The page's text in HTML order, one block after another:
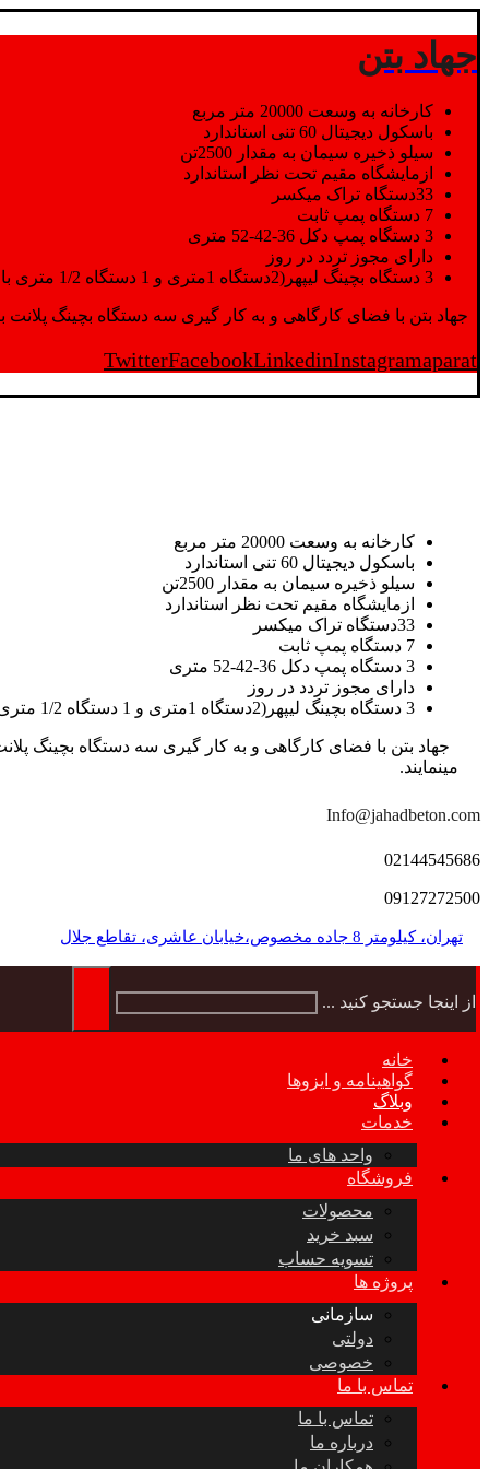
جهاد بتن
کارخانه به وسعت 20000 متر مربع
باسکول دیجیتال 60 تنی استاندارد
سیلو ذخیره سیمان به مقدار 2500تن
ازمایشگاه مقیم تحت نظر استاندارد
33دستگاه تراک میکسر
7 دستگاه پمپ ثابت
3 دستگاه پمپ دکل 36-42-52 متری
دارای مجوز تردد در روز
3 دستگاه بچینگ لیپهر(2دستگاه 1متری و 1 دستگاه 1/2 متری با توان تولید 150 متر مکعب در ساعت)
جهاد بتن با فضای کارگاهی و به کار گیری سه دستگاه بچینگ پلانت با ظرفیت 2500 تن در کنار پرسنل متخصص و پر تلاش واحدهای تولید و ازمایشگاه,بتن با کیفیت را برای واحد
TwitterFacebookLinkedinInstagramaparat
کارخانه به وسعت 20000 متر مربع
باسکول دیجیتال 60 تنی استاندارد
سیلو ذخیره سیمان به مقدار 2500تن
ازمایشگاه مقیم تحت نظر استاندارد
33دستگاه تراک میکسر
7 دستگاه پمپ ثابت
3 دستگاه پمپ دکل 36-42-52 متری
دارای مجوز تردد در روز
3 دستگاه بچینگ لیپهر(2دستگاه 1متری و 1 دستگاه 1/2 متری با توان تولید 150 متر مکعب در ساعت)
مینمایند.
Info@jahadbeton.com
02144545686
09127272500
تهران، کیلومتر 8 جاده مخصوص،خیابان عاشری، تقاطع جلال
از اینجا جستجو کنید ...
خانه
گواهینامه و ایزوها
وبلاگ
خدمات
واحد های ما
فروشگاه
محصولات
سبد خرید
تسویه حساب
پروژه ها
سازمانی
دولتی
خصوصی
تماس با ما
تماس با ما
درباره ما